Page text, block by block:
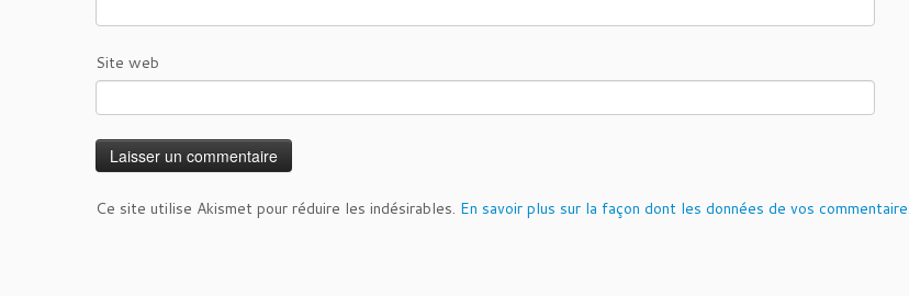
Site web
Ce site utilise Akismet pour réduire les indésirables. En savoir plus sur la façon dont les données de vos